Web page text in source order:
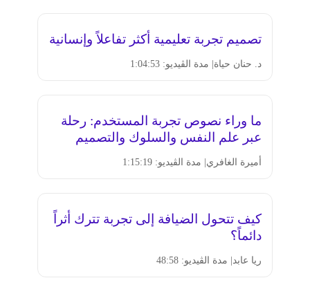
تصميم تجربة تعليمية أكثر تفاعلاً وإنسانية
د. حنان حياة | مدة الڤيديو: 1:04:53
ما وراء نصوص تجربة المستخدم: رحلة
عبر علم النفس والسلوك والتصميم
أميرة الغافري | مدة الڤيديو: 1:15:19
كيف تتحول الضيافة إلى تجربة تترك أثراً
دائماً؟
ريا عابد | مدة الڤيديو: 48:58